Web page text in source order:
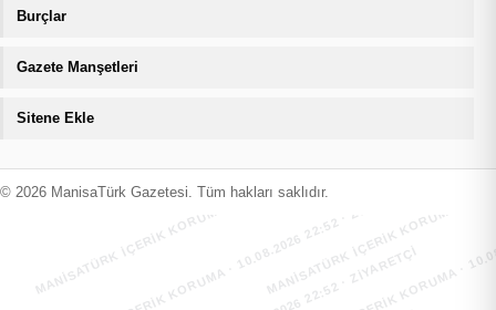
Burçlar
Gazete Manşetleri
Sitene Ekle
© 2026 ManisaTürk Gazetesi. Tüm hakları saklıdır.
MANİSATÜRK İÇERİK KORUMA · 10.08.2026 22:52 · ZIYARETÇI
MANİSATÜRK İÇERİK KORUMA
MANİSATÜRK İÇERİK KORUMA · 10.08.2026 22:52 · ZIYARETÇI
MANİSATÜRK İÇERİK KORUMA